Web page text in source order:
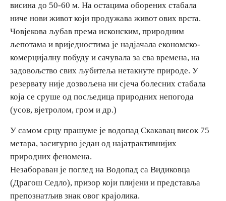
Откриј Српску
висина до 50-60 м. На остацима оборених стабала
ниче нови живот који продужава живот ових врста.
Човјекова љубав према исконским, природним
љепотама и вриједностима је надјачала економско-
комерцијалну побуду и сачувала за сва времена, на
задовољство свих љубитеља нетакнуте природе. У
резервату није дозвољена ни сјеча болесних стабала
која се сруше од посљедица природних непогода
(усов, вјетролом, гром и др.)
У самом срцу прашуме је водопад Скакавац висок 75
метара, засигурно један од најатрактивнијих
природних феномена.
Незабораван је поглед на Водопад са Видиковца
(Драгош Седло), призор који плијени и представља
препознатљив знак овог крајолика.